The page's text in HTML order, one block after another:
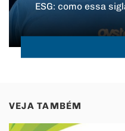
ESG: como essa
VEJA TAMBÉM